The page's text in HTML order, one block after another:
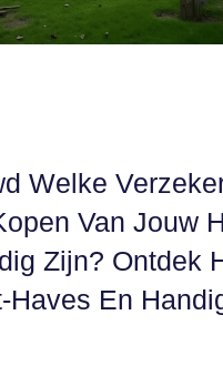
Welke
Van Jouw
Zijn? Ontdek
Haves En